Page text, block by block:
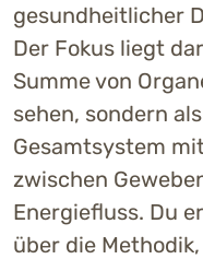
gesundheitlicher
Der Fokus liegt
Summe von
sehen, sondern
Gesamtsystem
zwischen
Energiefluss. Du
über die